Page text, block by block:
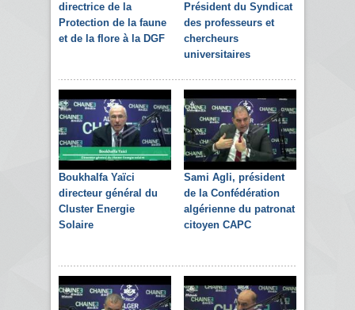
directrice de la
Protection de la faune
et de la flore à la DGF
Président du Syndicat
des professeurs et
chercheurs
universitaires
Boukhalfa Yaïci
directeur général du
Cluster Energie
Solaire
Sami Agli, président
de la Confédération
algérienne du patronat
citoyen CAPC